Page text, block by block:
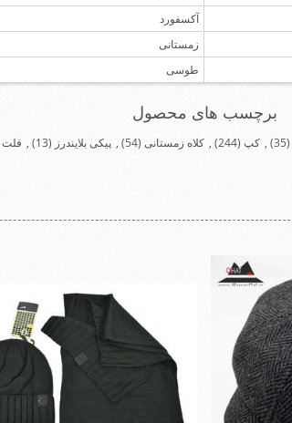
آکسفورد
زمستانی
طوسی
برچسب های محصول
(35)
, کپ (244)
, کلاه زمستانی (54)
, پیکی بلایندرز (13)
, فلت